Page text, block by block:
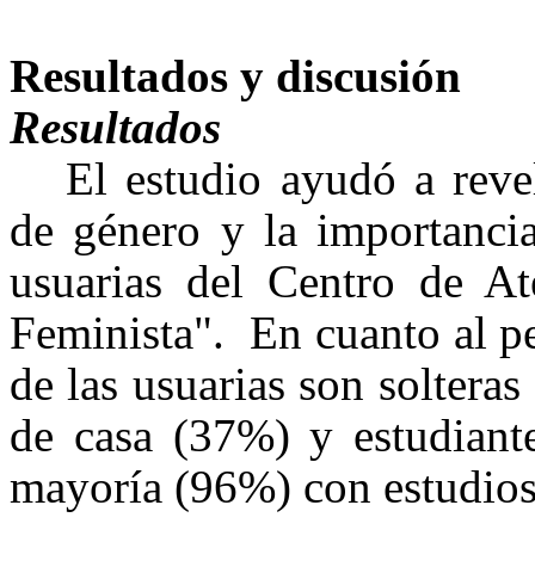
Resultados y discusión
Resultados
El estudio ayudó a
de género y la
usuarias del Centro de
Feminista". En cuanto al
de las usuarias son
de casa (37%) y
mayoría (96%) con